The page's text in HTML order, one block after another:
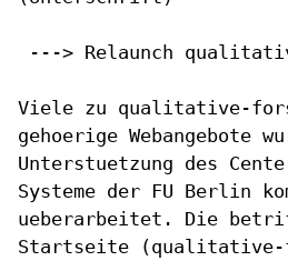
---> Relaunch
Viele zu qualitative-
gehoerige Webangebote
Unterstuetzung des
Systeme der FU Berlin
ueberarbeitet. Die
Startseite
(qualitative-